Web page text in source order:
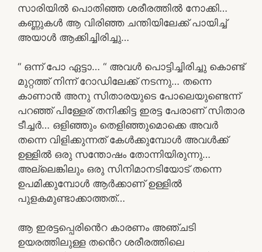
സാരിയിൽ പൊതിഞ്ഞ ശരീരത്തിൽ നോക്കി…
കണ്ണുകൾ ആ വിരിഞ്ഞ ചന്തിയിലേക്ക് പായിച്ച്
അയാൾ ആക്കിച്ചിരിച്ചു…
“ ഒന്ന് പോ ഏട്ടാ… “ അവൾ പൊട്ടിച്ചിരിച്ചു കൊണ്ട്
മുറ്റത്ത് നിന്ന് റോഡിലേക്ക് നടന്നു… തന്നെ
കാണാൻ അനു സിതാരയുടെ പോലെയുണ്ടെന്ന്
പറഞ്ഞ് പിള്ളേര് തനിക്കിട്ട ഇരട്ട പേരാണ് സിതാര
ടീച്ചർ… ഒളിഞ്ഞും തെളിഞ്ഞുമൊക്കെ അവർ
തന്നെ വിളിക്കുന്നത് കേൾക്കുമ്പോൾ അവൾക്ക്
ഉള്ളിൽ ഒരു സന്തോഷം തോന്നിയിരുന്നു…
അല്ലെങ്കിലും ഒരു സിനിമാനടിയോട് തന്നെ
ഉപമിക്കുമ്പോൾ ആർക്കാണ് ഉള്ളിൽ
പുളകമുണ്ടാക്കാത്തത്…
ആ ഇരട്ടപ്പെരിൻെറ കാരണം അഞ്ചടി
ഉയരത്തിലുള്ള തൻെറ ശരീരത്തിലെ